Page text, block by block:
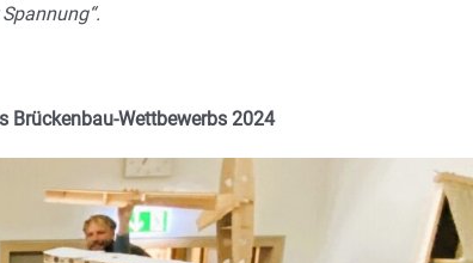
Brückenbau-Wettbewerbs 2024